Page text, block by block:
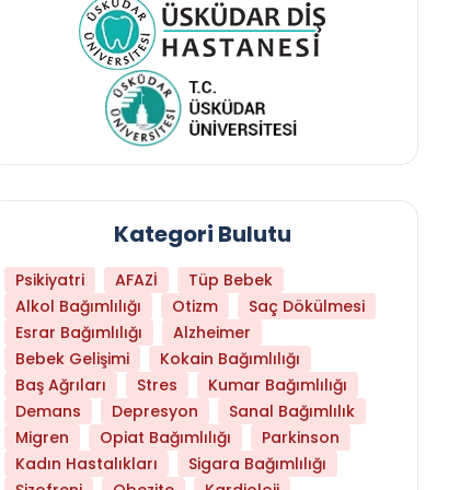
Hangi Yaşta Hangi Testi Yaptırmanız
Kategori Bulutu
Psikiyatri AFAZİ
Tüp Bebek
Alkol Bağımlılığı
Otizm
Saç Dökülmesi
Esrar Bağımlılığı
Alzheimer
Bebek Gelişimi
Kokain Bağımlılığı
Baş Ağrıları
Stres
Kumar Bağımlılığı
Demans
Depresyon
Sanal Bağımlılık
Migren
Opiat Bağımlılığı
Parkinson
Kadın Hastalıkları
Sigara Bağımlılığı